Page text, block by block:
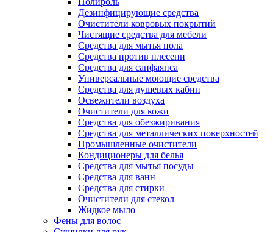
Дезинфицирующие средства
Очистители ковровых покрытий
Чистящие средства для мебели
Средства для мытья пола
Средства против плесени
Средства для санфаянса
Универсальные моющие средства
Средства для душевых кабин
Освежители воздуха
Очистители для кожи
Средства для обезжиривания
Средства для металлических поверхностей
Промышленные очистители
Кондиционеры для белья
Средства для мытья посуды
Средства для ванн
Средства для стирки
Очистители для стекол
Жидкое мыло
Фены для волос